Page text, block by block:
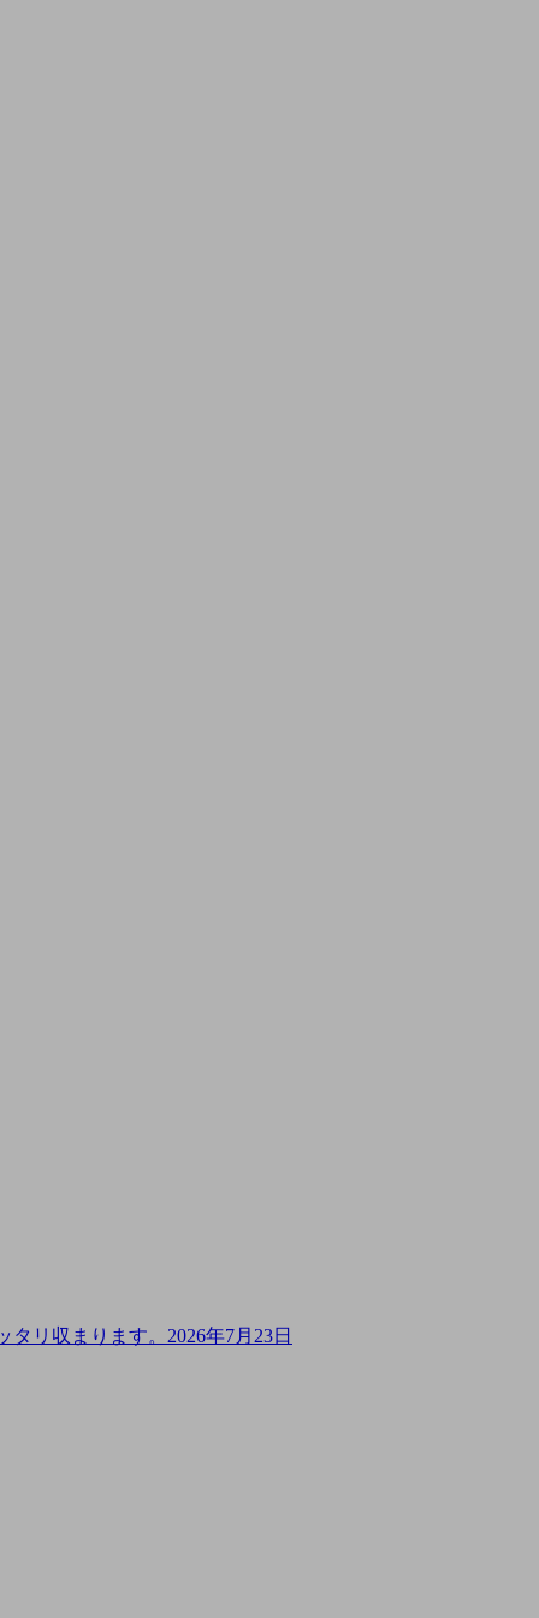
リ収まります。 2026年7月23日